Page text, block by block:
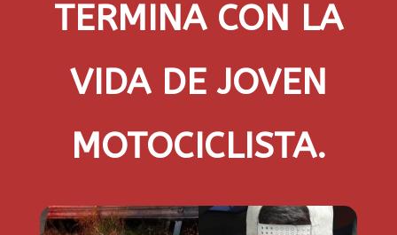
TERMINA CON LA
VIDA DE JOVEN
MOTOCICLISTA.